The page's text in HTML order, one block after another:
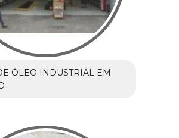
ÓLEO INDUSTRIAL EM